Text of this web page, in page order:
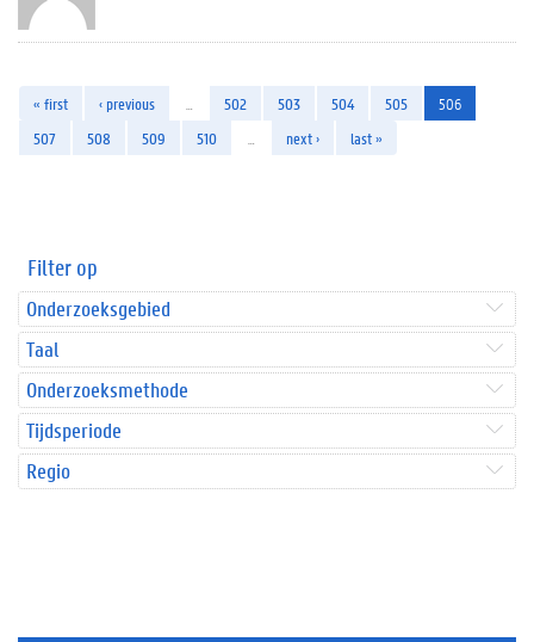
« first ‹ previous 502 503 504 505
506
507
508 509 510 next › last »
Filter op
Onderzoeksgebied
Taal
Onderzoeksmethode
Tijdsperiode
Regio